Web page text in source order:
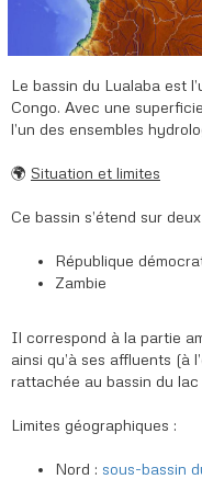
Le bassin du Lualaba est
Congo. Avec une
l’un des ensembles
🌍 Situation et limites
Ce bassin s’étend sur
République
Zambie
Il correspond à la partie
ainsi qu’à ses affluents (à
rattachée au bassin du lac
Limites géographiques :
Nord : sous-bassin